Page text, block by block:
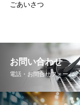
ごあいさつ
お問い合わせ
電話・お問合せフォーム